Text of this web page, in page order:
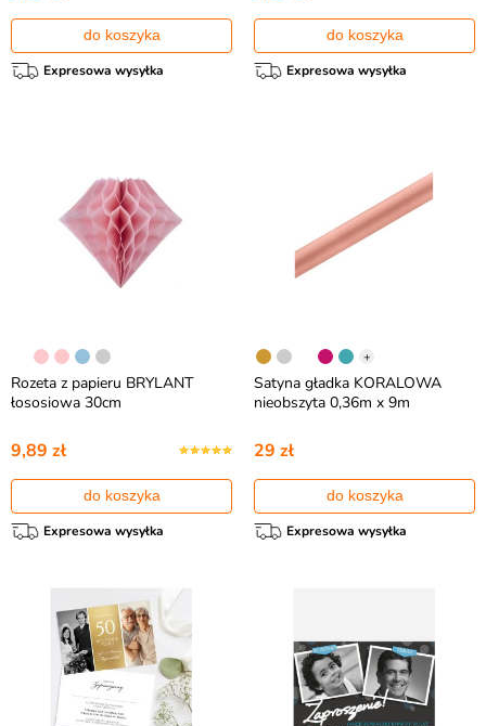
do koszyka
Expresowa wysyłka
do koszyka
Expresowa wysyłka
Rozeta z papieru BRYLANT
łososiowa 30cm
9,89 zł
do koszyka
Expresowa wysyłka
+
Satyna gładka KORALOWA
nieobszyta 0,36m x 9m
29 zł
do koszyka
Expresowa wysyłka